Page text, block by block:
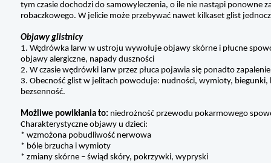
tym czasie dochodzi do samowyleczenia, o ile nie nastąpi ponowne
robaczkowego. W jelicie może przebywać nawet kilkaset glist
Objawy glistnicy
1. Wędrówka larw w ustroju wywołuje objawy skórne i płucne
objawy alergiczne, napady duszności
2. W czasie wędrówki larw przez płuca pojawia się ponadto
3. Obecność glist w jelitach powoduje: nudności, wymioty,
bezsenność.
Możliwe powikłania to: niedrożność przewodu pokarmowego
Charakterystyczne objawy u dzieci:
* wzmożona pobudliwość nerwowa
* bóle brzucha i wymioty
* zmiany skórne – świąd skóry, pokrzywki, wypryski